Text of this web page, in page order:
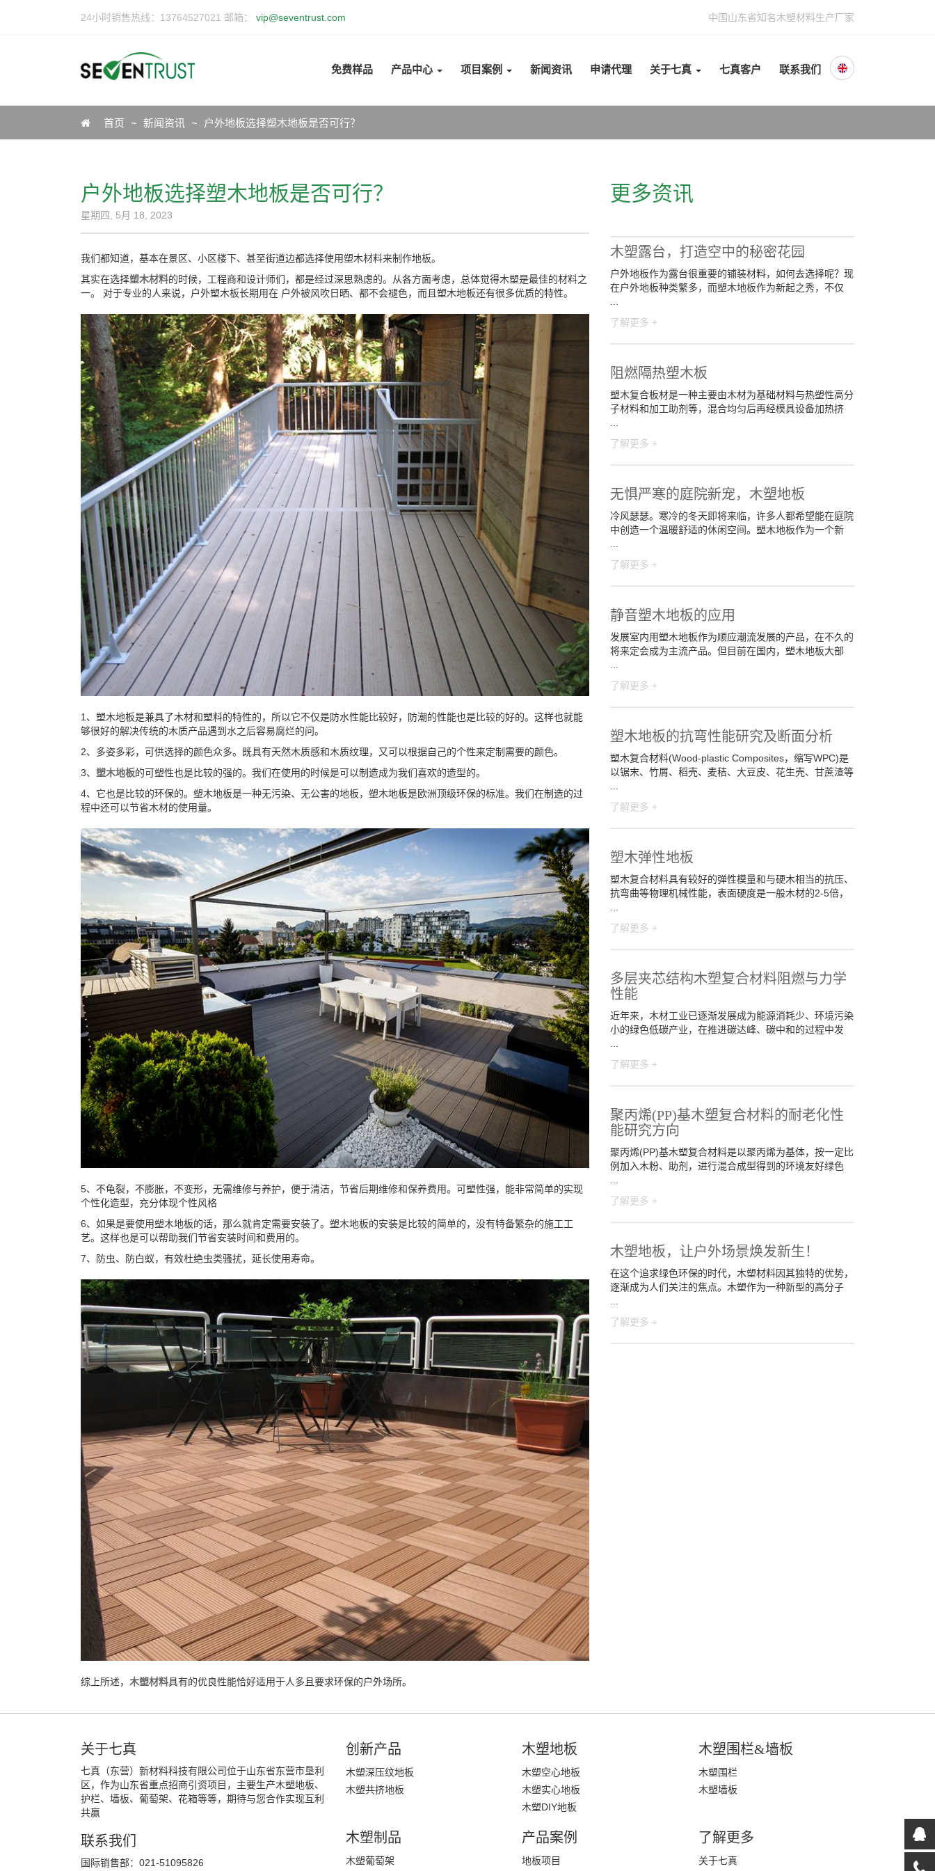
24小时销售热线：13764527021 邮箱： vip@seventrust.com 中国山东省知名木塑材料生产厂家
免费样品 产品中心 项目案例 新闻资讯 申请代理 关于七真 七真客户 联系我们
Icon首页 新闻资讯 户外地板选择塑木地板是否可行？
户外地板选择塑木地板是否可行？
星期四, 5月 18, 2023
我们都知道，基本在景区、小区楼下、甚至街道边都选择使用塑木材料来制作地板。
其实在选择塑木材料的时候，工程商和设计师们，都是经过深思熟虑的。从各方面考虑，总体觉得木塑是最佳的材料之
一。 对于专业的人来说，户外塑木板长期用在 户外被风吹日晒、都不会褪色，而且塑木地板还有很多优质的特性。
1、塑木地板是兼具了木材和塑料的特性的，所以它不仅是防水性能比较好，防潮的性能也是比较的好的。这样也就能
够很好的解决传统的木质产品遇到水之后容易腐烂的问。
2、多姿多彩，可供选择的颜色众多。既具有天然木质感和木质纹理，又可以根据自己的个性来定制需要的颜色。
3、 塑木地板的可塑性也是比较的强的。我们在使用的时候是可以制造成为我们喜欢的造型的。
4、它也是比较的环保的。塑木地板是一种无污染、无公害的地板，塑木地板是欧洲顶级环保的标准。我们在制造的过
程中还可以节省木材的使用量。
5、不龟裂，不膨胀，不变形，无需维修与养护，便于清洁，节省后期维修和保养费用。可塑性强，能非常简单的实现
个性化造型，充分体现个性风格
6、如果是要使用塑木地板的话，那么就肯定需要安装了。塑木地板的安装是比较的简单的，没有特备繁杂的施工工
艺。这样也是可以帮助我们节省安装时间和费用的。
7、防虫、防白蚁，有效杜绝虫类骚扰，延长使用寿命。
综上所述， 木塑材料具有的优良性能恰好适用于人多且要求环保的户外场所。
更多资讯
木塑露台，打造空中的秘密花园
户外地板作为露台很重要的铺装材料，如何去选择呢？现
在户外地板种类繁多，而塑木地板作为新起之秀，不仅
了解更多 +
阻燃隔热塑木板
塑木复合板材是一种主要由木材为基础材料与热塑性高分
子材料和加工助剂等，混合均匀后再经模具设备加热挤
了解更多 +
无惧严寒的庭院新宠，木塑地板
冷风瑟瑟。寒冷的冬天即将来临，许多人都希望能在庭院
中创造一个温暖舒适的休闲空间。塑木地板作为一个新
了解更多 +
静音塑木地板的应用
发展室内用塑木地板作为顺应潮流发展的产品，在不久的
将来定会成为主流产品。但目前在国内，塑木地板大部
了解更多 +
塑木地板的抗弯性能研究及断面分析
塑木复合材料(Wood-plastic Composites，缩写WPC)是
以锯末、竹屑、稻壳、麦秸、大豆皮、花生壳、甘蔗渣等
了解更多 +
塑木弹性地板
塑木复合材料具有较好的弹性模量和与硬木相当的抗压、
抗弯曲等物理机械性能，表面硬度是一般木材的2-5倍，
了解更多 +
多层夹芯结构木塑复合材料阻燃与力学
性能
近年来，木材工业已逐渐发展成为能源消耗少、环境污染
小的绿色低碳产业，在推进碳达峰、碳中和的过程中发
了解更多 +
聚丙烯(PP)基木塑复合材料的耐老化性
能研究方向
聚丙烯(PP)基木塑复合材料是以聚丙烯为基体，按一定比
例加入木粉、助剂，进行混合成型得到的环境友好绿色
了解更多 +
木塑地板，让户外场景焕发新生！
在这个追求绿色环保的时代，木塑材料因其独特的优势，
逐渐成为人们关注的焦点。木塑作为一种新型的高分子
了解更多 +
关于七真
七真（东营）新材料科技有限公司位于山东省东营市垦利
区，作为山东省重点招商引资项目，主要生产木塑地板、
护栏、墙板、葡萄架、花箱等等，期待与您合作实现互利
共赢
联系我们
国际销售部：021-51095826
创新产品
木塑深压纹地板
木塑共挤地板
木塑地板
木塑空心地板
木塑实心地板
木塑DIY地板
木塑围栏&墙板
木塑围栏
木塑墙板
木塑制品
木塑葡萄架
产品案例
地板项目
了解更多
关于七真